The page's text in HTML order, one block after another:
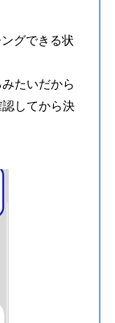
グできる状
たいだから
してから決